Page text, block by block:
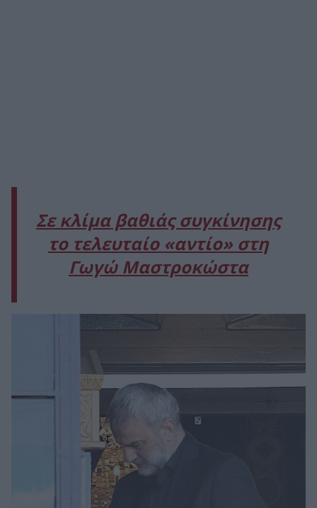
Σε κλίμα βαθιάς συγκίνησης
το τελευταίο «αντίο» στη
Γωγώ Μαστροκώστα